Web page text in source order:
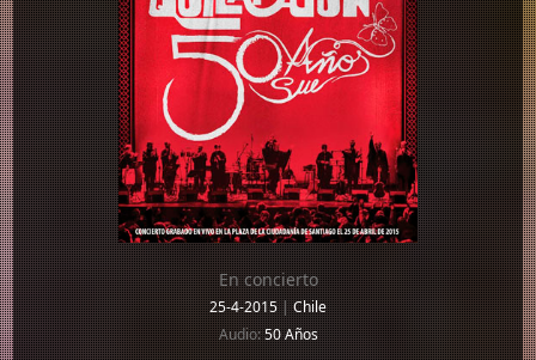
En concierto
25-4-2015|Chile
Audio:50 Años